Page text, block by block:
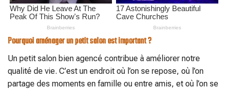
Pourquoi aménager un petit salon est important ?
Un petit salon bien agencé contribue à améliorer notre
qualité de vie. C’est un endroit où l’on se repose, où l’on
partage des moments en famille ou entre amis, et où l’on se